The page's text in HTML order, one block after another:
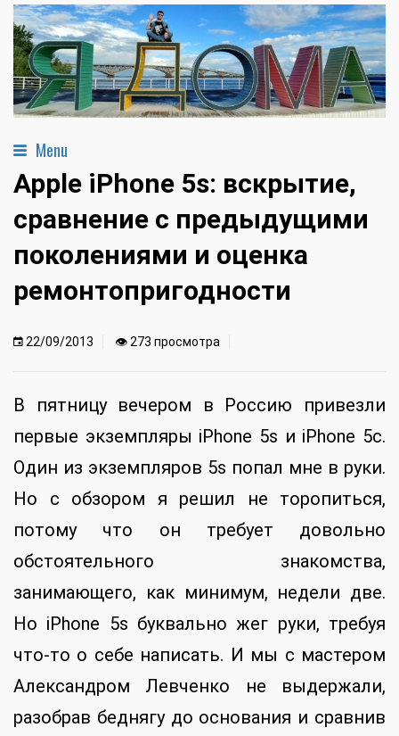
Menu
Apple iPhone 5s: вскрытие,
сравнение с предыдущими
поколениями и оценка
ремонтопригодности
22/09/2013 👁 273 просмотра
В пятницу вечером в Россию привезли
первые экземпляры iPhone 5s и iPhone 5c.
Один из экземпляров 5s попал мне в руки.
Но с обзором я решил не торопиться,
потому что он требует довольно
обстоятельного знакомства,
занимающего, как минимум, недели две.
Но iPhone 5s буквально жег руки, требуя
что-то о себе написать. И мы с мастером
Александром Левченко не выдержали,
разобрав беднягу до основания и сравнив